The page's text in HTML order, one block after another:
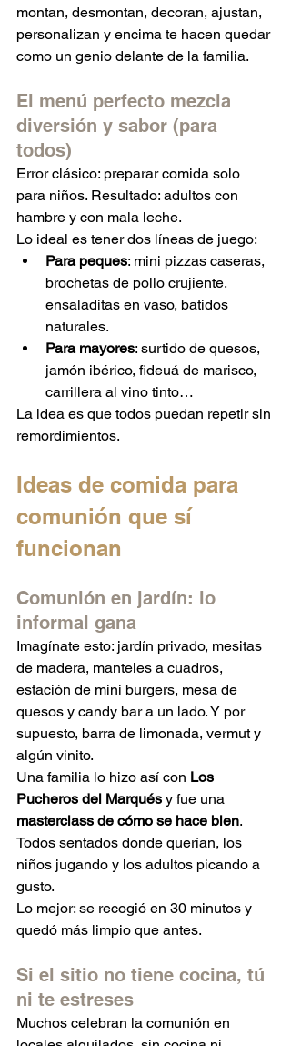
montan, desmontan, decoran, ajustan,
personalizan y encima te hacen quedar
como un genio delante de la familia.
El menú perfecto mezcla
diversión y sabor (para
todos)
Error clásico: preparar comida solo
para niños. Resultado: adultos con
hambre y con mala leche.
Lo ideal es tener dos líneas de juego:
Para peques: mini pizzas caseras,
brochetas de pollo crujiente,
ensaladitas en vaso, batidos
naturales.
Para mayores: surtido de quesos,
jamón ibérico, fideuá de marisco,
carrillera al vino tinto…
La idea es que todos puedan repetir sin
remordimientos.
Ideas de comida para
comunión que sí
funcionan
Comunión en jardín: lo
informal gana
Imagínate esto: jardín privado, mesitas
de madera, manteles a cuadros,
estación de mini burgers, mesa de
quesos y candy bar a un lado. Y por
supuesto, barra de limonada, vermut y
algún vinito.
Una familia lo hizo así con Los
Pucheros del Marqués y fue una
masterclass de cómo se hace bien.
Todos sentados donde querían, los
niños jugando y los adultos picando a
gusto.
Lo mejor: se recogió en 30 minutos y
quedó más limpio que antes.
Si el sitio no tiene cocina, tú
ni te estreses
Muchos celebran la comunión en